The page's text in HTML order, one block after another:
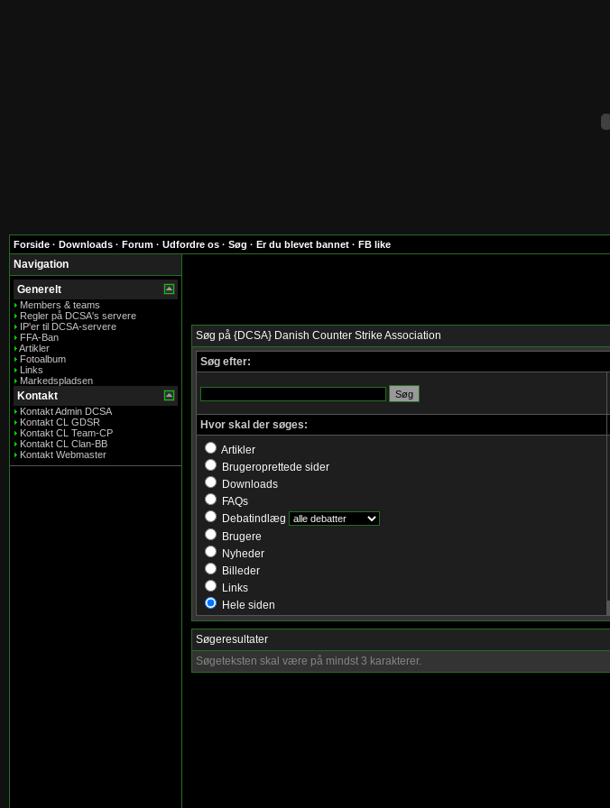
Forside · Downloads · Forum · Udfordre os · Søg · Er du blevet bannet · FB like
Navigation
Generelt
Members & teams
Regler på DCSA's servere
IP'er til DCSA-servere
FFA-Ban
Artikler
Fotoalbum
Links
Markedspladsen
Kontakt
Kontakt Admin DCSA
Kontakt CL GDSR
Kontakt CL Team-CP
Kontakt CL Clan-BB
Kontakt Webmaster
Søg på {DCSA} Danish Counter Strike Association
Søg efter:
Hvor skal der søges:
Artikler
Brugeroprettede sider
Downloads
FAQs
Debatindlæg
Brugere
Nyheder
Billeder
Links
Hele siden
Søgeresultater
Søgeteksten skal være på mindst 3 karakterer.